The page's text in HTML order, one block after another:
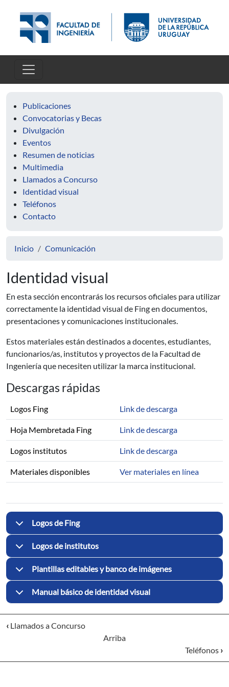
Publicaciones
Convocatorias y Becas
Divulgación
Eventos
Resumen de noticias
Multimedia
Llamados a Concurso
Identidad visual
Teléfonos
Contacto
Inicio Comunicación
Identidad visual
En esta sección encontrarás los recursos oficiales para utilizar
correctamente la identidad visual de Fing en documentos,
presentaciones y comunicaciones institucionales.
Estos materiales están destinados a docentes, estudiantes,
funcionarios/as, institutos y proyectos de la Facultad de
Ingeniería que necesiten utilizar la marca institucional.
Descargas rápidas
Logos Fing Link de descarga
Hoja Membretada Fing Link de descarga
Logos institutos Link de descarga
Materiales disponibles Ver materiales en línea
Logos de Fing
Logos de institutos
Plantillas editables y banco de imágenes
Manual básico de identidad visual
‹ Llamados a Concurso
Arriba
Teléfonos ›